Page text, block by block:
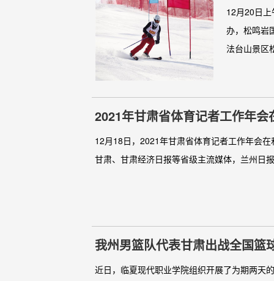
12月20日
办，松鸣岩
法台山景区
2021年甘肃省体育记者工作年会
12月18日，2021年甘肃省体育记者工作年会
甘肃、甘肃经济日报等省级主流媒体，兰州日
我州男篮队代表甘肃出战全国篮
近日，临夏现代职业学院组织开展了为期两天